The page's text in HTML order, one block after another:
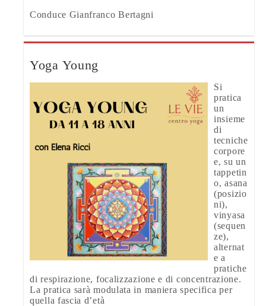
Conduce Gianfranco Bertagni
Yoga Young
Si
pratica
un
insieme
di
tecniche
corpore
e, su un
tappetin
o, asana
(posizio
ni),
vinyasa
(sequen
ze),
alternat
e a
pratiche
di respirazione, focalizzazione e di concentrazione.
La pratica sarà modulata in maniera specifica per
quella fascia d’età